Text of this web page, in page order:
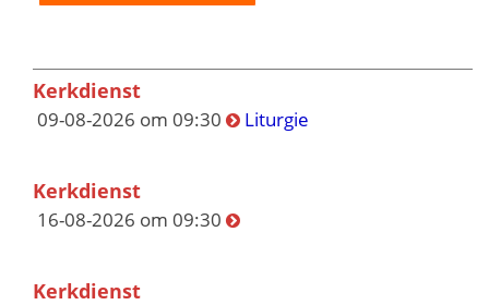
Kerkdienst
09-08-2026 om 09:30 Liturgie
Kerkdienst
16-08-2026 om 09:30
Kerkdienst